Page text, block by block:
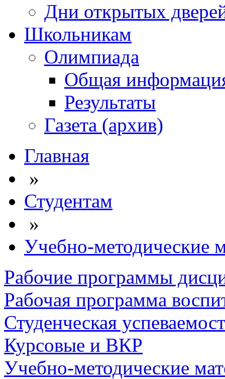
Дни открытых
Школьникам
Олимпиада
Общая
Результаты
Газета (архив)
Главная
»
Студентам
»
Учебно-методические
Рабочие программы
Рабочая программа
Студенческая
Курсовые и ВКР
Учебно-методические